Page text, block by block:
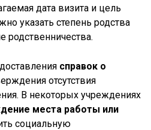
дата визита и цель
указать степень родства
родственничества.
справок о
отсутствия
В некоторых учреждениях
места работы или
социальную